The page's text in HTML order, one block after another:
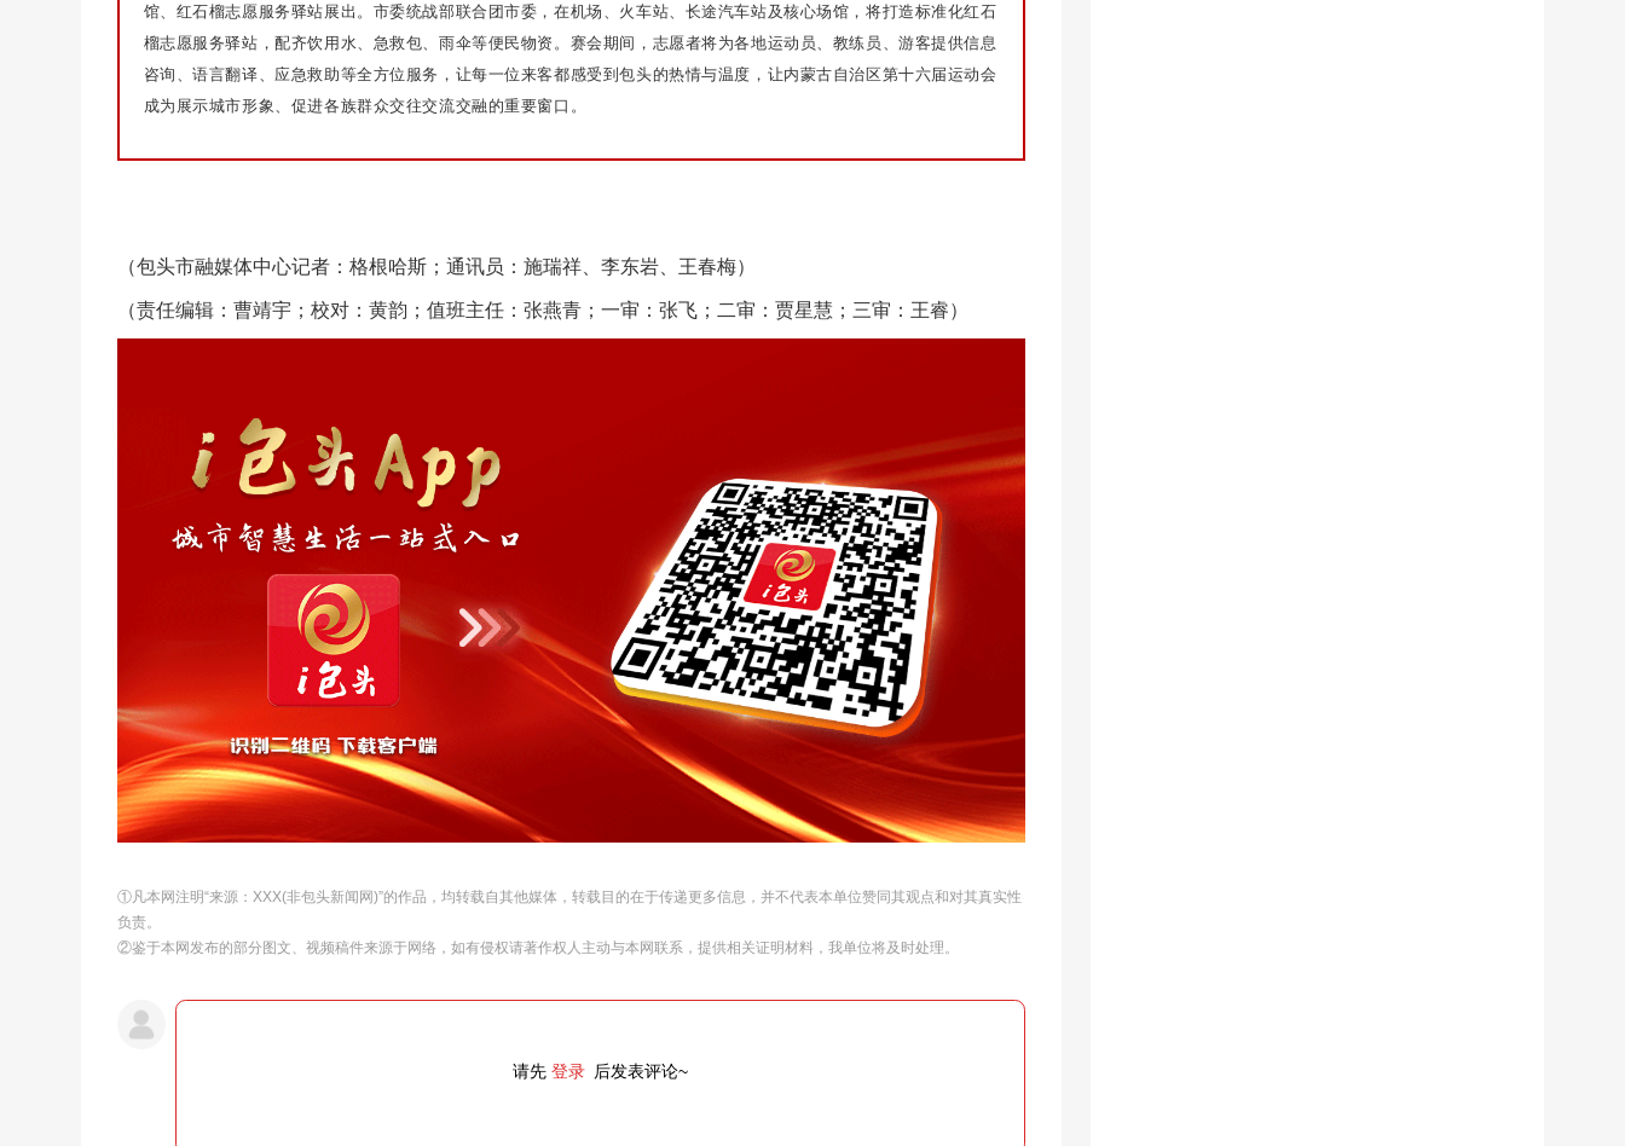
馆、红石榴志愿服务驿站展出。市委统战部联合团市委，在机场、火车站、长途汽车站及核心场馆，将打造标准化红石
榴志愿服务驿站，配齐饮用水、急救包、雨伞等便民物资。赛会期间，志愿者将为各地运动员、教练员、游客提供信息
咨询、语言翻译、应急救助等全方位服务，让每一位来客都感受到包头的热情与温度，让内蒙古自治区第十六届运动会
成为展示城市形象、促进各族群众交往交流交融的重要窗口。
（包头市融媒体中心记者：格根哈斯；通讯员：施瑞祥、李东岩、王春梅）
（责任编辑：曹靖宇；校对：黄韵；值班主任：张燕青；一审：张飞；二审：贾星慧；三审：王睿）
①凡本网注明“来源：XXX(非包头新闻网)”的作品，均转载自其他媒体，转载目的在于传递更多信息，并不代表本单位赞同其观点和对其真实性
负责。
②鉴于本网发布的部分图文、视频稿件来源于网络，如有侵权请著作权人主动与本网联系，提供相关证明材料，我单位将及时处理。
请先 登录 后发表评论~